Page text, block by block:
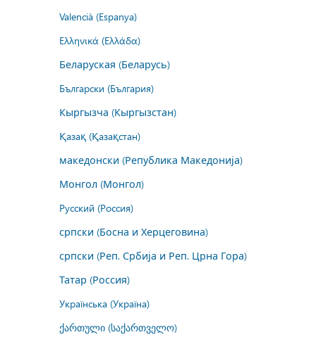
Valencià (Espanya)
Ελληνικά (Ελλάδα)
Беларуская (Беларусь)
Български (България)
Кыргызча (Кыргызстан)
Қазақ (Қазақстан)
македонски (Република Македонија)
Монгол (Монгол)
Русский (Россия)
српски (Босна и Херцеговина)
српски (Реп. Србија и Реп. Црна Гора)
Татар (Россия)
Українська (Україна)
ქართული (საქართველო)